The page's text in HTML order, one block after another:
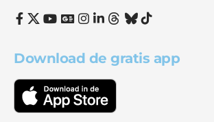
Download de gratis app